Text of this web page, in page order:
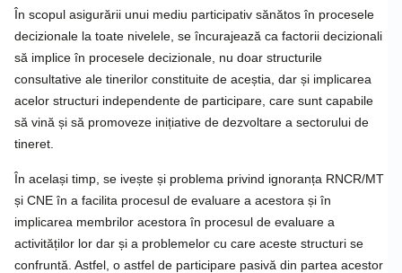
În scopul asigurării unui mediu participativ sănătos în procesele
decizionale la toate nivelele, se încurajează ca factorii decizionali
să implice în procesele decizionale, nu doar structurile
consultative ale tinerilor constituite de aceștia, dar și implicarea
acelor structuri independente de participare, care sunt capabile
să vină și să promoveze inițiative de dezvoltare a sectorului de
tineret.
În același timp, se ivește și problema privind ignoranța RNCR/MT
și CNE în a facilita procesul de evaluare a acestora și în
implicarea membrilor acestora în procesul de evaluare a
activităților lor dar și a problemelor cu care aceste structuri se
confruntă. Astfel, o astfel de participare pasivă din partea acestor